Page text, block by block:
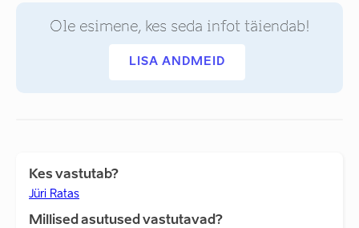
Ole esimene, kes seda infot täiendab!
LISA ANDMEID
Kes vastutab?
Jüri Ratas
Millised asutused vastutavad?